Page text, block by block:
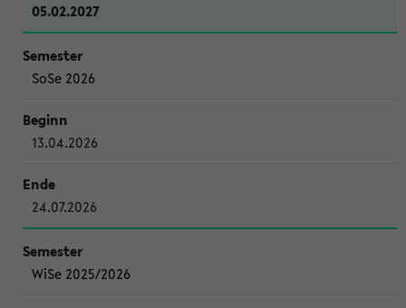
05.02.2027
SoSe 2026
13.04.2026
24.07.2026
WiSe 2025/2026